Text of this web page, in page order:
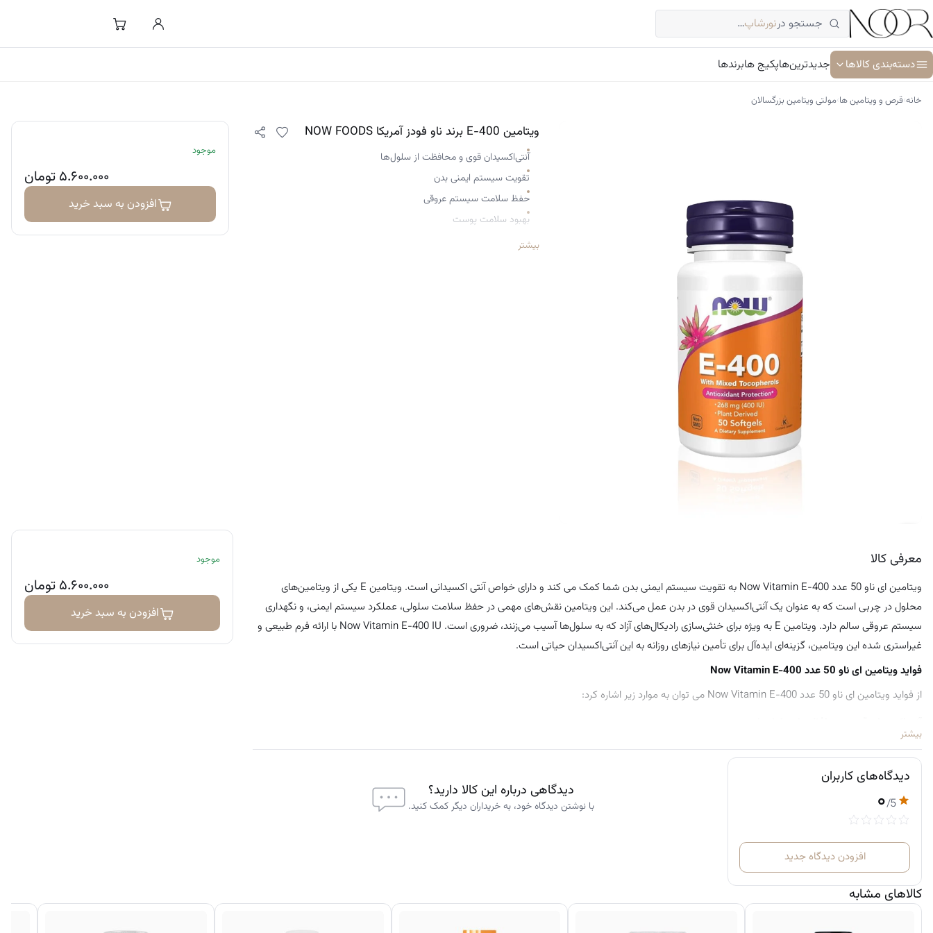
رفتن
به
محتوا
جستجو درنورشاپ…
دسته‌بندی کالاها جدیدترین‌هاپکیج هابرندها
خانه›قرص و ویتامین ها›مولتی ویتامین بزرگسالان
ویتامین E-400 برند ناو فودز آمریکا NOW FOODS
آنتی‌اکسیدان قوی و محافظت از سلول‌ها
تقویت سیستم ایمنی بدن
حفظ سلامت سیستم عروقی
بهبود سلامت پوست
بهبود عملکرد عضلات و بافت‌هابیشتر
موجود
۵.۶۰۰.۰۰۰تومان
افزودن به سبد خرید
معرفی کالا
ویتامین ای ناو 50 عدد Now Vitamin E-400 به تقویت سیستم ایمنی بدن شما کمک می کند و دارای خواص آنتی اکسیدانی است. ویتامین E یکی از ویتامین‌های
محلول در چربی است که به عنوان یک آنتی‌اکسیدان قوی در بدن عمل می‌کند. این ویتامین نقش‌های مهمی در حفظ سلامت سلولی، عملکرد سیستم ایمنی، و نگهداری
سیستم عروقی سالم دارد. ویتامین E به ویژه برای خنثی‌سازی رادیکال‌های آزاد که به سلول‌ها آسیب می‌زنند، ضروری است. Now Vitamin E-400 IU با ارائه فرم طبیعی و
غیراستری شده این ویتامین، گزینه‌ای ایده‌آل برای تأمین نیازهای روزانه به این آنتی‌اکسیدان حیاتی است.
فواید ویتامین ای ناو 50 عدد Now Vitamin E-400
از فواید ویتامین ای ناو 50 عدد Now Vitamin E-400 می توان به موارد زیر اشاره کرد:
ویتامین E به عنوان یک آنتی‌اکسیدان قوی، با خنثی‌سازی رادیکال‌های آزاد در بدن به محافظت از سلول‌ها و بافت‌ها کمک می‌کند. این ویژگی می‌تواند به کاهش آسیب‌های
تقویت سیستم ایمنی بدن
مکمل ویتامین E نقش مهمی در تقویت سیستم ایمنی بدن دارد. این ویتامین با تقویت عملکرد سیستم ایمنی، به افزایش مقاومت بدن در برابر عفونت‌ها و بیماری‌ها
کمک می‌کند. ویتامین E می‌تواند به بهبود فعالیت سلول‌های ایمنی و افزایش پاسخ ایمنی در برابر عوامل بیماری‌زا کمک کند.
حفظ سلامت سیستم عروقی
بیشتر
دیدگاه‌های کاربران
۰/5
افزودن دیدگاه جدید
دیدگاهی درباره این کالا دارید؟
با نوشتن دیدگاه خود، به خریداران دیگر کمک کنید.
موجود
۵.۶۰۰.۰۰۰تومان
افزودن به سبد خرید
کالاهای مشابه